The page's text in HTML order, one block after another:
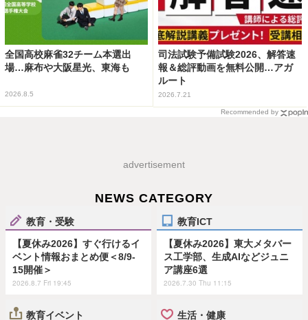
全国高校麻雀32チーム本選出
場…麻布や大阪星光、東海も
2026.8.5
司法試験予備試験2026、解答速
報＆総評動画を無料公開…アガ
ルート
2026.7.21
Recommended by
advertisement
NEWS CATEGORY
教育・受験
【夏休み2026】すぐ行けるイ
ベント情報おまとめ便＜8/9-
15開催＞
2026.8.7 Fri 19:45
教育ICT
【夏休み2026】東大メタバー
ス工学部、生成AIなどジュニ
ア講座6選
2026.7.30 Thu 11:15
教育イベント 生活・健康